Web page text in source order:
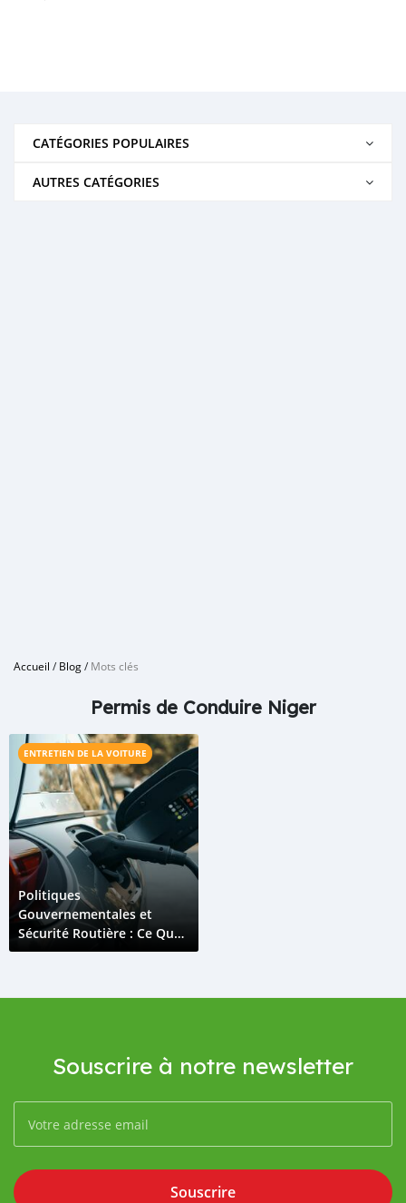
CATÉGORIES POPULAIRES
AUTRES CATÉGORIES
Accueil /Blog/Mots clés
Permis de Conduire Niger
ENTRETIEN DE LA VOITURE
Politiques
Gouvernementales et
Sécurité Routière : Ce Que
les Conducteurs Nigériens
Souscrire à notre newsletter
Souscrire